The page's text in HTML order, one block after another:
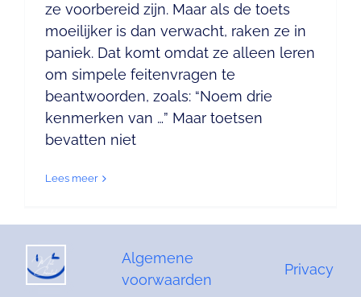
ze voorbereid zijn. Maar als de toets
moeilijker is dan verwacht, raken ze in
paniek. Dat komt omdat ze alleen leren
om simpele feitenvragen te
beantwoorden, zoals: “Noem drie
kenmerken van …” Maar toetsen
bevatten niet
Lees meer
Algemene
voorwaarden
Privacy